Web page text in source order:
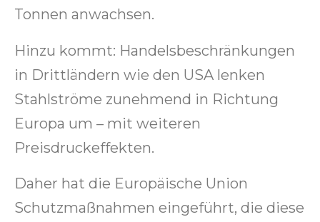
Tonnen anwachsen.
Hinzu kommt: Handelsbeschränkungen
in Drittländern wie den USA lenken
Stahlströme zunehmend in Richtung
Europa um – mit weiteren
Preisdruckeffekten.
Daher hat die Europäische Union
Schutzmaßnahmen eingeführt, die diese